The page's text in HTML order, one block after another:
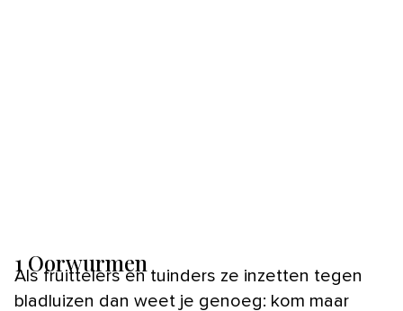
1 Oorwurmen
Als fruittelers en tuinders ze inzetten tegen
bladluizen dan weet je genoeg: kom maar